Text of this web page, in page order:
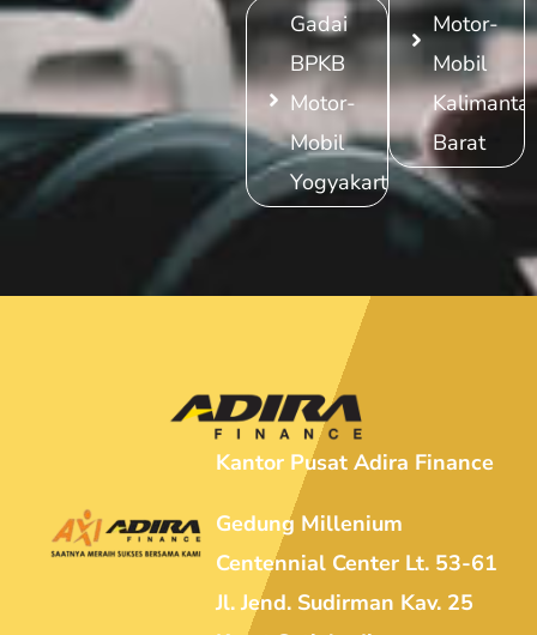
Gadai
BPKB
Motor-
Mobil
Yogyakarta
Motor-
Mobil
Barat
Kantor Pusat Adira Finance
Gedung Millenium
Centennial Center Lt. 53-61
Jl. Jend. Sudirman Kav. 25